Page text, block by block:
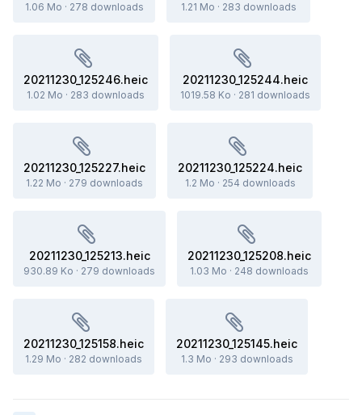
1.06 Mo · 278 downloads 1.21 Mo · 283 downloads
20211230_125246.heic
1.02 Mo · 283 downloads
20211230_125244.heic
1019.58 Ko · 281 downloads
20211230_125227.heic
1.22 Mo · 279 downloads
20211230_125224.heic
1.2 Mo · 254 downloads
20211230_125213.heic
930.89 Ko · 279 downloads
20211230_125208.heic
1.03 Mo · 248 downloads
20211230_125158.heic
1.29 Mo · 282 downloads
20211230_125145.heic
1.3 Mo · 293 downloads